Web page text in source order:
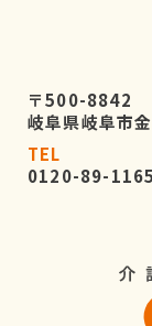
〒500-8842
岐阜県岐阜市
TEL
0120-89-1165